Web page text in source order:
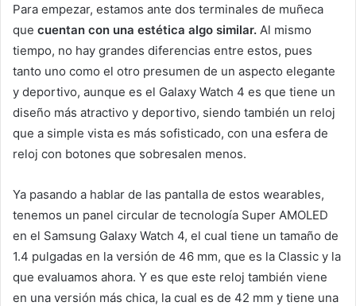
Para empezar, estamos ante dos terminales de muñeca
que cuentan con una estética algo similar. Al mismo
tiempo, no hay grandes diferencias entre estos, pues
tanto uno como el otro presumen de un aspecto elegante
y deportivo, aunque es el Galaxy Watch 4 es que tiene un
diseño más atractivo y deportivo, siendo también un reloj
que a simple vista es más sofisticado, con una esfera de
reloj con botones que sobresalen menos.
Ya pasando a hablar de las pantalla de estos wearables,
tenemos un panel circular de tecnología Super AMOLED
en el Samsung Galaxy Watch 4, el cual tiene un tamaño de
1.4 pulgadas en la versión de 46 mm, que es la Classic y la
que evaluamos ahora. Y es que este reloj también viene
en una versión más chica, la cual es de 42 mm y tiene una